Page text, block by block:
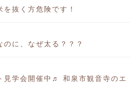
抜く方危険です！
に、なぜ太る？？？
見学会開催中♬ 和泉市観音寺のエ